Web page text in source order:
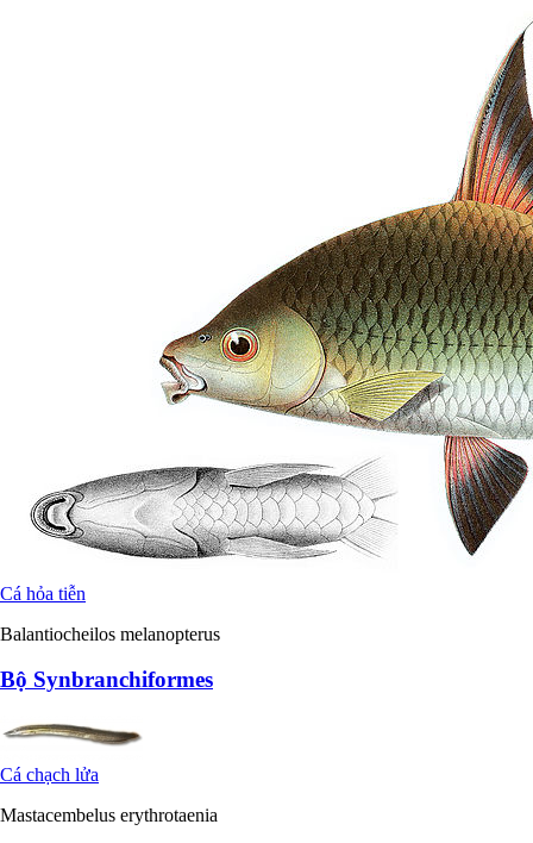
Cá hỏa tiễn
Balantiocheilos melanopterus
Bộ Synbranchiformes
Cá chạch lửa
Mastacembelus erythrotaenia